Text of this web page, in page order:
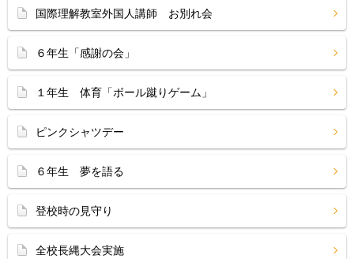
国際理解教室外国人講師 お別れ会
６年生「感謝の会」
１年生 体育「ボール蹴りゲーム」
ピンクシャツデー
６年生 夢を語る
登校時の見守り
全校長縄大会実施